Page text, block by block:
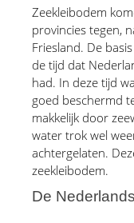
Zeekleibodem
provincies tegen,
Friesland. De
de tijd dat
had. In deze tijd
goed beschermd
makkelijk door
water trok wel
achtergelaten.
zeekleibodem.
De